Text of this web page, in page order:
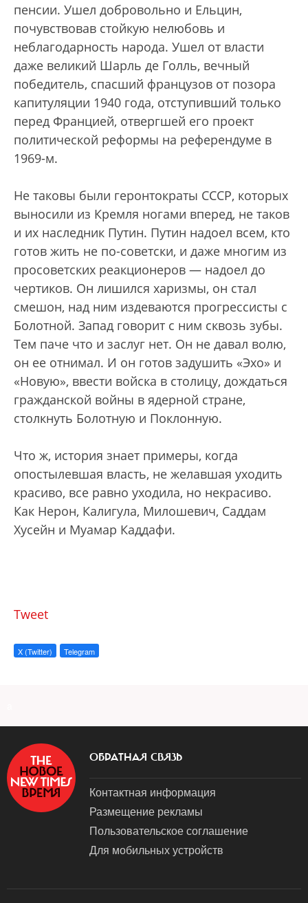
пенсии. Ушел добровольно и Ельцин,
почувствовав стойкую нелюбовь и
неблагодарность народа. Ушел от власти
даже великий Шарль де Голль, вечный
победитель, спасший французов от позора
капитуляции 1940 года, отступивший только
перед Францией, отвергшей его проект
политической реформы на референдуме в
1969-м.
Не таковы были геронтократы СССР, которых
выносили из Кремля ногами вперед, не таков
и их наследник Путин. Путин надоел всем, кто
готов жить не по-советски, и даже многим из
просоветских реакционеров — надоел до
чертиков. Он лишился харизмы, он стал
смешон, над ним издеваются прогрессисты с
Болотной. Запад говорит с ним сквозь зубы.
Тем паче что и заслуг нет. Он не давал волю,
он ее отнимал. И он готов задушить «Эхо» и
«Новую», ввести войска в столицу, дождаться
гражданской войны в ядерной стране,
столкнуть Болотную и Поклонную.
Что ж, история знает примеры, когда
опостылевшая власть, не желавшая уходить
красиво, все равно уходила, но некрасиво.
Как Нерон, Калигула, Милошевич, Саддам
Хусейн и Муамар Каддафи.
Tweet
X (Twitter) Telegram
ОБРАТНАЯ СВЯЗЬ
Контактная информация
Размещение рекламы
Пользовательское соглашение
Для мобильных устройств